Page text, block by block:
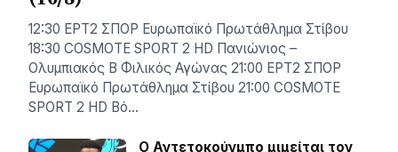
12:30 ΕΡΤ2 ΣΠΟΡ Ευρωπαϊκό Πρωτάθλημα Στίβου
18:30 COSMOTE SPORT 2 HD Πανιώνιος –
Ολυμπιακός Β Φιλικός Αγώνας 21:00 ΕΡΤ2 ΣΠΟΡ
Ευρωπαϊκό Πρωτάθλημα Στίβου 21:00 COSMOTE
SPORT 2 HD Βό…
Ο Αντετοκούνμπο μιμείται τον